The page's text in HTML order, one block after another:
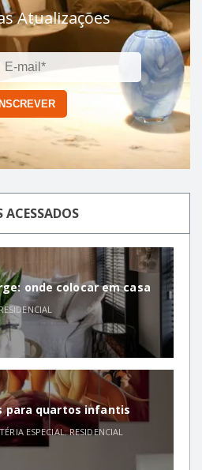
Atualizações
ACESSADOS
onde colocar em casa
para quartos infantis
ESPECIAL,RESIDENCIAL